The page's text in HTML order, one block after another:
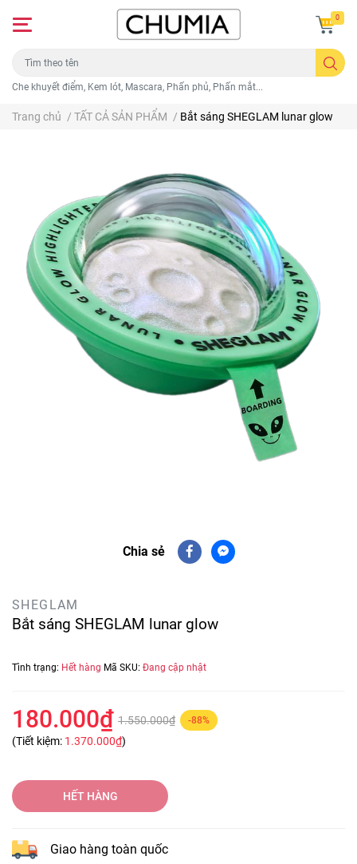
Che khuyết điểm, Kem lót, Mascara, Phấn phủ, Phấn mắt...
0
Trang chủ / TẤT CẢ SẢN PHẨM / Bắt sáng SHEGLAM lunar glow
Chia sẻ
SHEGLAM
Bắt sáng SHEGLAM lunar glow
Tình trạng: Hết hàng Mã SKU: Đang cập nhật
180.000₫ 1.550.000₫ -88%
(Tiết kiệm: 1.370.000₫)
HẾT HÀNG
Giao hàng toàn quốc